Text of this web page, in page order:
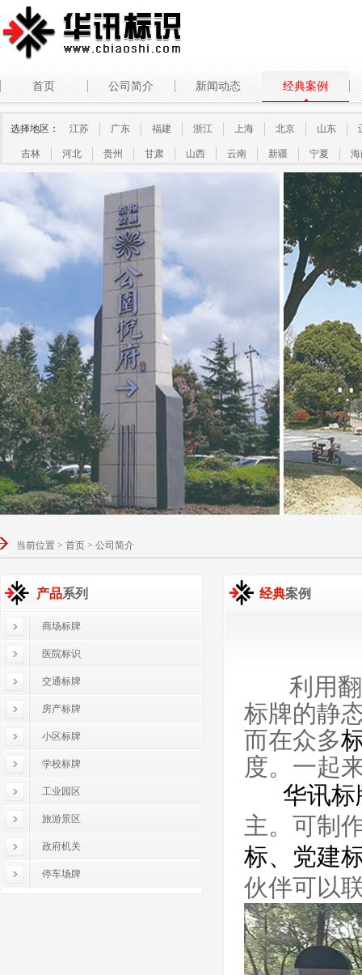
首页 公司简介 新闻动态 经典案例
选择地区： 江苏 广东 福建 浙江 上海 北京 山东
吉林 河北 贵州 甘肃 山西 云南 新疆 宁夏
当前位置 > 首页 > 公司简介
产品系列
商场标牌
医院标识
交通标牌
房产标牌
小区标牌
学校标牌
工业园区
旅游景区
政府机关
停车场牌
经典案例
利用翻
标牌的静
而在众多
度。一起
华讯标
主。可制
标、党建
伙伴可以